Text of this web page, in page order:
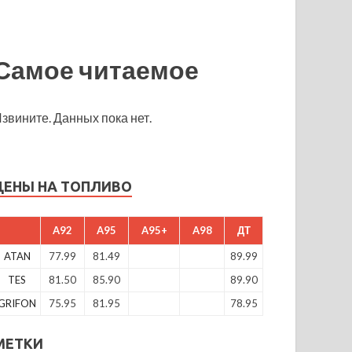
читаемое
Данных пока нет.
НА ТОПЛИВО
A92 A95 A95+ A98 ДТ
ATAN 77.99 81.49
89.99
TES
81.50 85.90
89.90
75.95 81.95 78.95